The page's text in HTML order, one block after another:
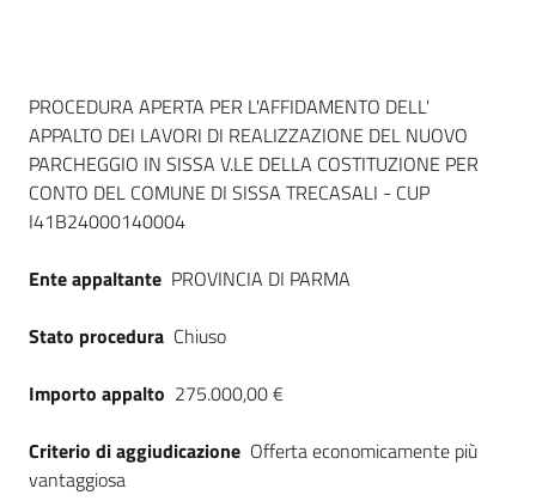
Dati del bando
PROCEDURA APERTA PER L'AFFIDAMENTO DELL'
APPALTO DEI LAVORI DI REALIZZAZIONE DEL NUOVO
PARCHEGGIO IN SISSA V.LE DELLA COSTITUZIONE PER
CONTO DEL COMUNE DI SISSA TRECASALI - CUP
I41B24000140004
Ente appaltante PROVINCIA DI PARMA
Stato procedura Chiuso
Importo appalto 275.000,00 €
Criterio di aggiudicazione Offerta economicamente più
vantaggiosa